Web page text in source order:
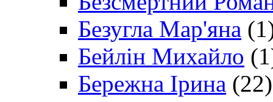
Безугла Мар'яна
Бейлін Михайло
Бережна Ірина (22)